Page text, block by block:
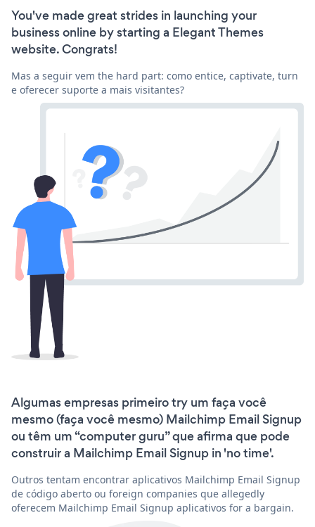
You've made great strides in launching your
business online by starting a Elegant Themes
website. Congrats!
Mas a seguir vem the hard part: como entice, captivate, turn
e oferecer suporte a mais visitantes?
Algumas empresas primeiro try um faça você
mesmo (faça você mesmo) Mailchimp Email Signup
ou têm um “computer guru” que afirma que pode
construir a Mailchimp Email Signup in 'no time'.
Outros tentam encontrar aplicativos Mailchimp Email Signup
de código aberto ou foreign companies que allegedly
oferecem Mailchimp Email Signup aplicativos for a bargain.